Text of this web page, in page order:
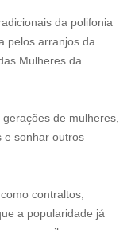
da polifonia
pelos arranjos da
Mulheres da
de mulheres,
e sonhar outros
contraltos,
a popularidade já